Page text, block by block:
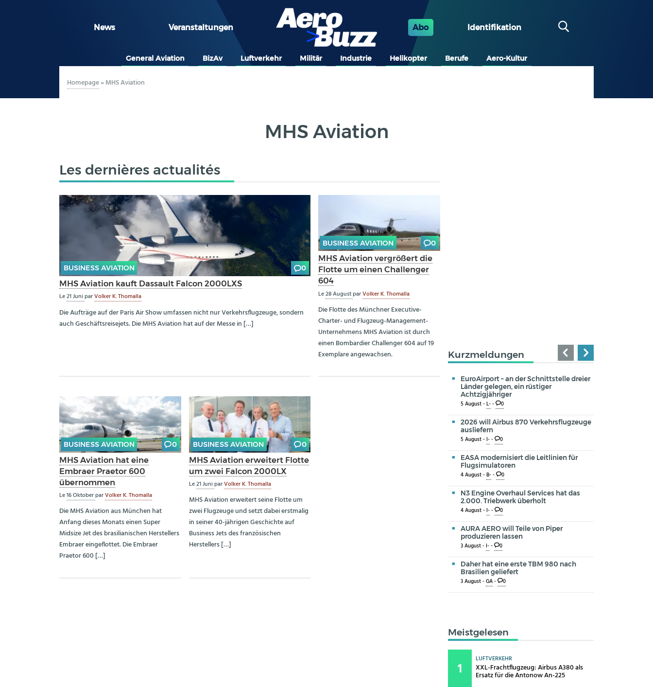
News Veranstaltungen Abo Identifikation
General Aviation BizAv Luftverkehr Militär Industrie Helikopter Berufe Aero-Kultur
Homepage»MHS Aviation
MHS Aviation
Les dernières actualités
BUSINESS AVIATION 0
MHS Aviation kauft Dassault Falcon 2000LXS
Le21 Juni parVolker K. Thomalla
Die Aufträge auf der Paris Air Show umfassen nicht nur Verkehrsflugzeuge, sondern
auch Geschäftsreisejets. Die MHS Aviation hat auf der Messe in […]
BUSINESS AVIATION 0
MHS Aviation vergrößert die
Flotte um einen Challenger
604
Le28 AugustparVolker K. Thomalla
Die Flotte des Münchner Executive-
Charter- und Flugzeug-Management-
Unternehmens MHS Aviation ist durch
einen Bombardier Challenger 604 auf 19
Exemplare angewachsen.
BUSINESS AVIATION 0
MHS Aviation hat eine
Embraer Praetor 600
übernommen
Le16 OktoberparVolker K. Thomalla
Die MHS Aviation aus München hat
Anfang dieses Monats einen Super
Midsize Jet des brasilianischen Herstellers
Embraer eingeflottet. Die Embraer
Praetor 600 […]
BUSINESS AVIATION 0
MHS Aviation erweitert Flotte
um zwei Falcon 2000LX
Le21 Juni parVolker K. Thomalla
MHS Aviation erweitert seine Flotte um
zwei Flugzeuge und setzt dabei erstmalig
in seiner 40-jährigen Geschichte auf
Business Jets des französischen
Herstellers […]
Kurzmeldungen
EuroAirport – an der Schnittstelle dreier
Länder gelegen, ein rüstiger
Achtzigjähriger
5 August -L-- 0
2026 will Airbus 870 Verkehrsflugzeuge
ausliefern
5 August -I-- 0
EASA modernisiert die Leitlinien für
Flugsimulatoren
4 August -B-- 0
N3 Engine Overhaul Services hat das
2.000. Triebwerk überholt
4 August -I-- 0
AURA AERO will Teile von Piper
produzieren lassen
3 August -I-- 0
Daher hat eine erste TBM 980 nach
Brasilien geliefert
3 August -GA- 0
Meistgelesen
LUFTVERKEHR
XXL-Frachtflugzeug: Airbus A380 als
Ersatz für die Antonow An-225